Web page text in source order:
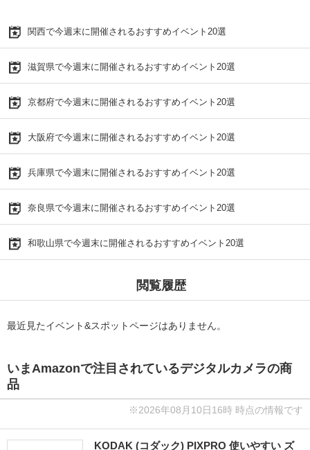
関西で今週末に開催されるおすすめイベント20選
滋賀県で今週末に開催されるおすすめイベント20選
京都府で今週末に開催されるおすすめイベント20選
大阪府で今週末に開催されるおすすめイベント20選
兵庫県で今週末に開催されるおすすめイベント20選
奈良県で今週末に開催されるおすすめイベント20選
和歌山県で今週末に開催されるおすすめイベント20選
閲覧履歴
最近見たイベント&スポットページはありません。
いまAmazonで注目されているデジタルカメラの商
品
※2026年08月10日16時 時点の情報です
KODAK (コダック) PIXPRO 使いやすい ズ